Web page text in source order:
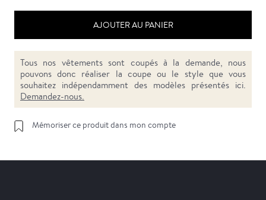
AJOUTER AU PANIER
Tous nos vêtements sont coupés à la demande, nous
pouvons donc réaliser la coupe ou le style que vous
souhaitez indépendamment des modèles présentés ici.
Demandez-nous.
Mémoriser ce produit dans mon compte